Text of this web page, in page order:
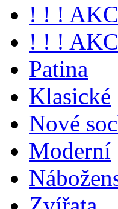
! ! !
! ! !
Patina
Klasické
Nové
Moderní